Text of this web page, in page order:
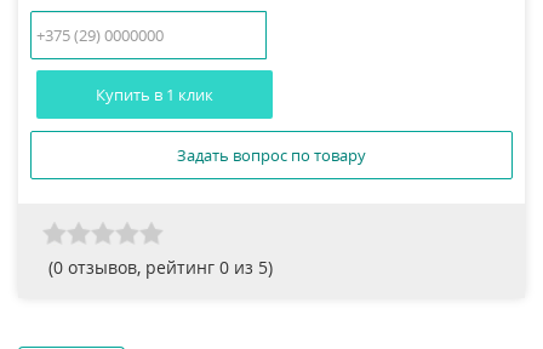
Купить в 1 клик
Задать вопрос по товару
(0 отзывов, рейтинг 0 из 5)